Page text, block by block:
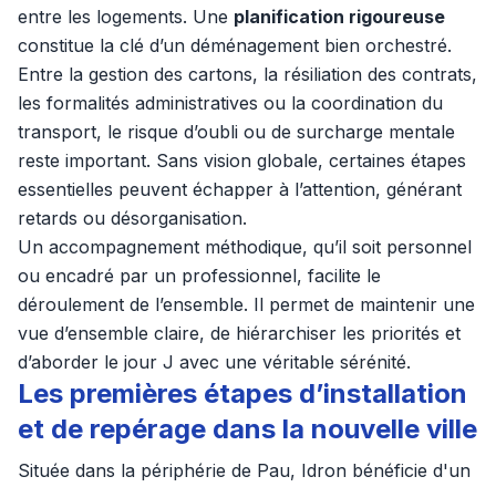
entre les logements. Une planification rigoureuse
constitue la clé d’un déménagement bien orchestré.
Entre la gestion des cartons, la résiliation des contrats,
les formalités administratives ou la coordination du
transport, le risque d’oubli ou de surcharge mentale
reste important. Sans vision globale, certaines étapes
essentielles peuvent échapper à l’attention, générant
retards ou désorganisation.
Un accompagnement méthodique, qu’il soit personnel
ou encadré par un professionnel, facilite le
déroulement de l’ensemble. Il permet de maintenir une
vue d’ensemble claire, de hiérarchiser les priorités et
d’aborder le jour J avec une véritable sérénité.
Les premières étapes d’installation
et de repérage dans la nouvelle ville
Située dans la périphérie de Pau, Idron bénéficie d'un